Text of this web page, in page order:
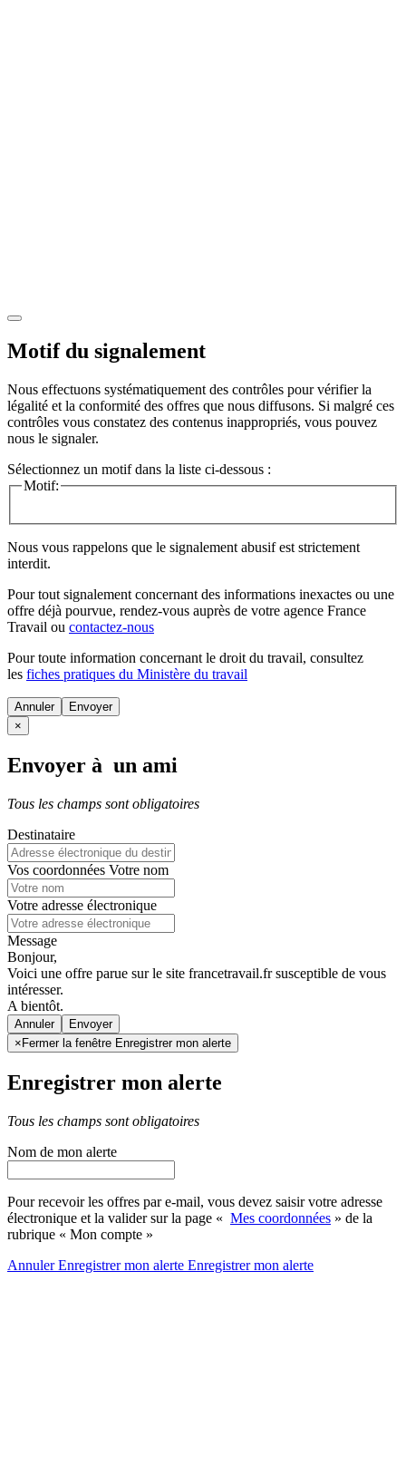
Motif du signalement
Nous effectuons systématiquement des contrôles pour vérifier la
légalité et la conformité des offres que nous diffusons. Si malgré ces
contrôles vous constatez des contenus inappropriés, vous pouvez
nous le signaler.
Sélectionnez un motif dans la liste ci-dessous :
Motif:
Nous vous rappelons que le signalement abusif est strictement
interdit.
Pour tout signalement concernant des informations inexactes ou une
offre déjà pourvue, rendez-vous auprès de votre agence France
Travail ou contactez-nous
Pour toute information concernant le droit du travail, consultez
les fiches pratiques du Ministère du travail
Annuler
×
Envoyer à un ami
Tous les champs sont obligatoires
Destinataire
Vos coordonnées Votre nom
Votre adresse électronique
Message
Bonjour,
Voici une offre parue sur le site francetravail.fr susceptible de vous
intéresser.
A bientôt.
Annuler
× Fermer la fenêtre Enregistrer mon alerte
Enregistrer mon alerte
Tous les champs sont obligatoires
Nom de mon alerte
Pour recevoir les offres par e-mail, vous devez saisir votre adresse
électronique et la valider sur la page « Mes coordonnées » de la
rubrique « Mon compte »
AnnulerEnregistrer mon alerte Enregistrermon alerte